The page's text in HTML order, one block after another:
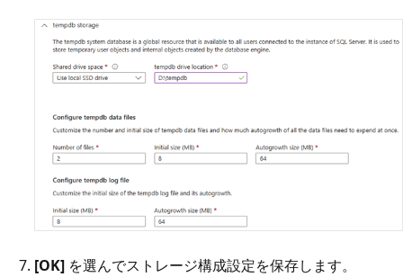
[OK] を選んでストレージ構成設定を保存します。